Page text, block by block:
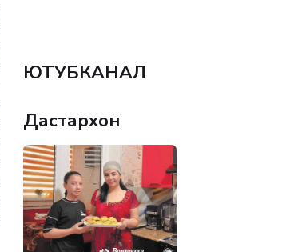
ЮТУБКАНАЛ
Дастархон